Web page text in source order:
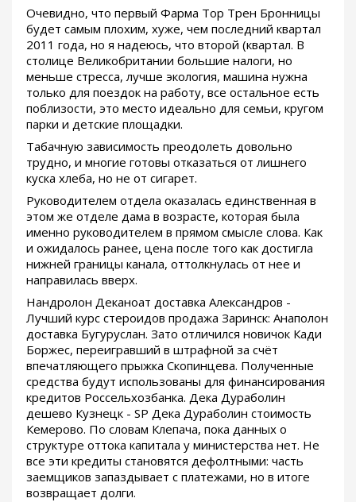
Очевидно, что первый Фарма Тор Трен Бронницы
будет самым плохим, хуже, чем последний квартал
2011 года, но я надеюсь, что второй (квартал. В
столице Великобритании большие налоги, но
меньше стресса, лучше экология, машина нужна
только для поездок на работу, все остальное есть
поблизости, это место идеально для семьи, кругом
парки и детские площадки.
Табачную зависимость преодолеть довольно
трудно, и многие готовы отказаться от лишнего
куска хлеба, но не от сигарет.
Руководителем отдела оказалась единственная в
этом же отделе дама в возрасте, которая была
именно руководителем в прямом смысле слова. Как
и ожидалось ранее, цена после того как достигла
нижней границы канала, оттолкнулась от нее и
направилась вверх.
Нандролон Деканоат доставка Александров -
Лучший курс стероидов продажа Заринск: Анаполон
доставка Бугуруслан. Зато отличился новичок Кади
Боржес, переигравший в штрафной за счёт
впечатляющего прыжка Скопинцева. Полученные
средства будут использованы для финансирования
кредитов Россельхозбанка. Дека Дураболин
дешево Кузнецк - SP Дека Дураболин стоимость
Кемерово. По словам Клепача, пока данных о
структуре оттока капитала у министерства нет. Не
все эти кредиты становятся дефолтными: часть
заемщиков запаздывает с платежами, но в итоге
возвращает долги.